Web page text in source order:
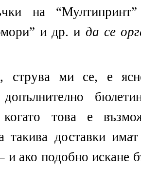
на
и др. и да се
струва ми се, е
допълнително
когато това е
такива доставки
и ако подобно искане